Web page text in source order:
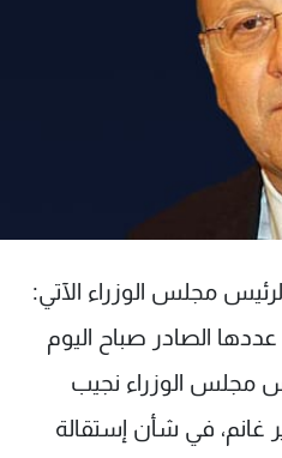
مجلس الوزراء الآتي:
الصادر صباح اليوم
مجلس الوزراء نجيب
غانم، في شأن إستقالة
معنا
الإسـتخدام